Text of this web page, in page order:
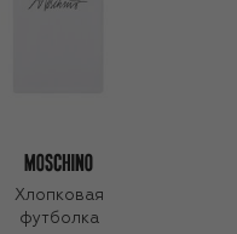
Хлопковая
футболка